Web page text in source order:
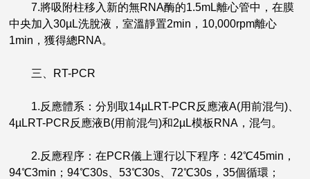
7.將吸附柱移入新的無RNA酶的1.5mL離心管中，在膜
中央加入30µL洗脫液，室溫靜置2min，10,000rpm離心
1min，獲得總RNA。
三、RT-PCR
1.反應體系：分別取14µLRT-PCR反應液A(用前混勻)、
4µLRT-PCR反應液B(用前混勻)和2µL模板RNA，混勻。
2.反應程序：在PCR儀上運行以下程序：42℃45min，
94℃3min；94℃30s、53℃30s、72℃30s，35個循環；